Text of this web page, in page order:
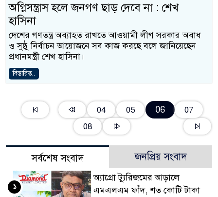
অগ্নিসন্ত্রাস হলে জনগণ ছাড় দেবে না : শেখ
হাসিনা
দেশের গণতন্ত্র অব্যাহত রাখতে আওয়ামী লীগ সরকার অবাধ
ও সুষ্ঠু নির্বাচন আয়োজনে সব কাজ করছে বলে জানিয়েছেন
প্রধানমন্ত্রী শেখ হাসিনা।
বিস্তারিত..
04 05 06
07
08
সর্বশেষ সংবাদ জনপ্রিয় সংবাদ
অ্যাগ্রো ট্যুরিজমের আড়ালে
এমএলএম ফাঁদ, শত কোটি টাকা
১